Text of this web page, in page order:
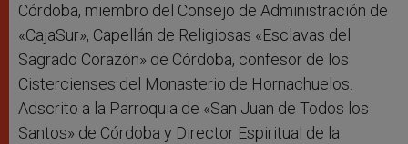
Córdoba, miembro del Consejo de Administración de
«CajaSur», Capellán de Religiosas «Esclavas del
Sagrado Corazón» de Córdoba, confesor de los
Cistercienses del Monasterio de Hornachuelos.
Adscrito a la Parroquia de «San Juan de Todos los
Santos» de Córdoba y Director Espiritual de la